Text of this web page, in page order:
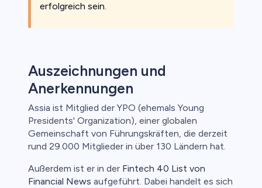
erfolgreich sein.
Auszeichnungen und
Anerkennungen
Assia ist Mitglied der YPO (ehemals Young
Presidents' Organization), einer globalen
Gemeinschaft von Führungskräften, die derzeit
rund 29.000 Mitglieder in über 130 Ländern hat.
Außerdem ist er in der Fintech 40 List von
Financial News aufgeführt. Dabei handelt es sich